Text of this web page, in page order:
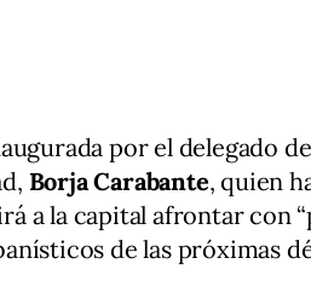
por el delegado
Borja Carabante, quien
a la capital afrontar con
de las próximas